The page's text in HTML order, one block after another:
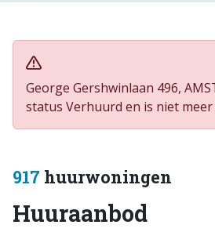
George Gershwinlaan 496,
status Verhuurd en is niet
917 huurwoningen
Huuraanbod